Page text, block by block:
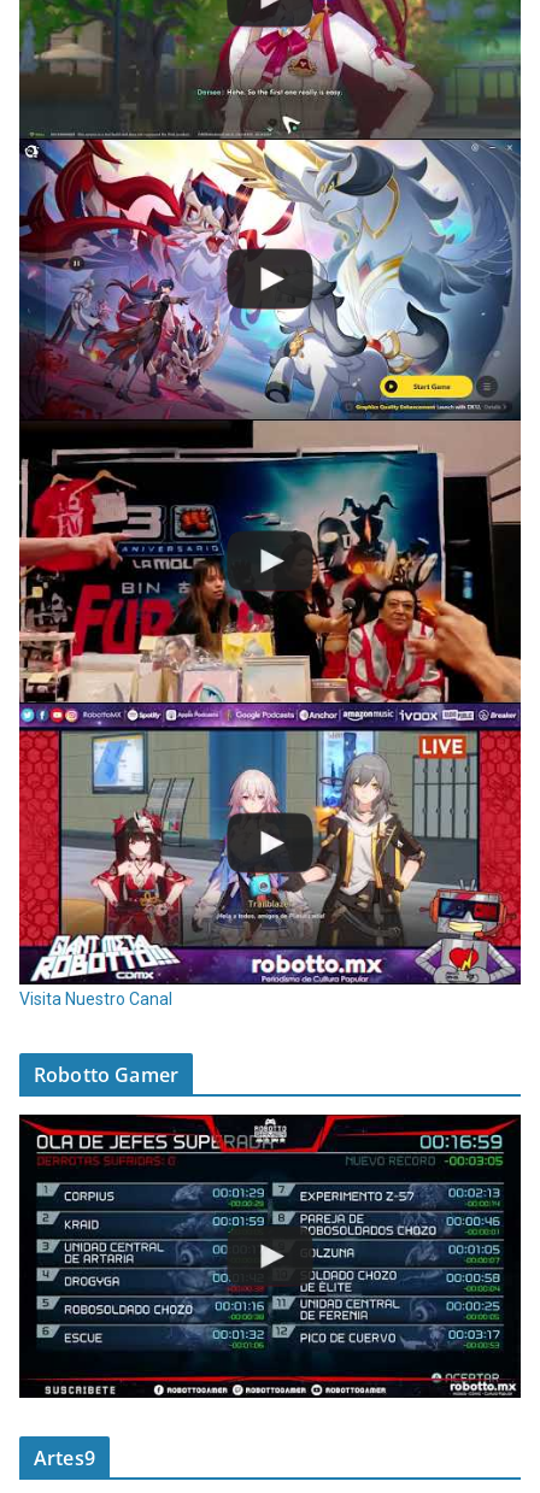
Visita Nuestro Canal
Robotto Gamer
Artes9